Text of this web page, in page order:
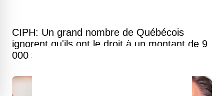
CIPH: Un grand nombre de Québécois
ignorent qu'ils ont le droit à un montant de 9
000 $ du fédéral